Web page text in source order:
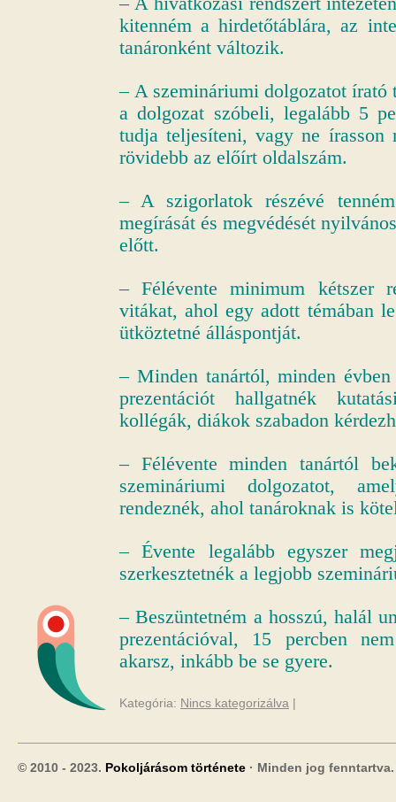
kitenném a hirdetőtáblára, az
tanáronként változik.
– A szemináriumi dolgozatot írató
a dolgozat szóbeli, legalább 5
tudja teljesíteni, vagy ne írasson
rövidebb az előírt oldalszám.
– A szigorlatok részévé
megírását és megvédését
előtt.
– Félévente minimum kétszer
vitákat, ahol egy adott témában
ütköztetné álláspontját.
– Minden tanártól, minden
prezentációt hallgatnék
kollégák, diákok szabadon
– Félévente minden tanártól
szemináriumi dolgozatot,
rendeznék, ahol tanároknak is
– Évente legalább egyszer
szerkesztetnék a legjobb
– Beszüntetném a hosszú, halál
prezentációval, 15 percben
akarsz, inkább be se gyere.
Kategória: Nincs kategorizálva |
© 2010 - 2023. Pokoljárásom története · Minden jog fenntartva.